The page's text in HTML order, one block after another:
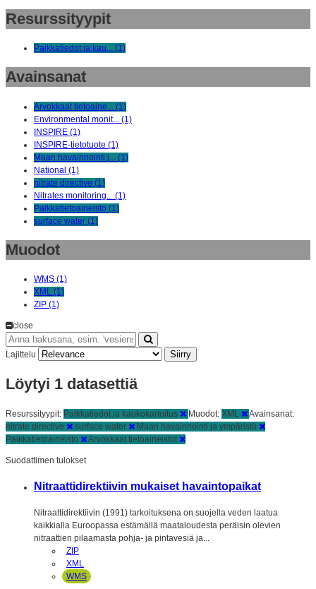
Resurssityypit
Paikkatiedot ja kau... (1)
Avainsanat
Arvokkaat tietoaine... (1)
Environmental monit... (1)
INSPIRE (1)
INSPIRE-tietotuote (1)
Maan havainnointi j... (1)
National (1)
nitrate directive (1)
Nitrates monitoring... (1)
Paikkatietoaineisto (1)
surface water (1)
Muodot
WMS (1)
XML (1)
ZIP (1)
close
Lajittelu Siirry
Löytyi 1 datasettiä
Resurssityypit: Paikkatiedot ja kaukokartoitus Muodot: XML
Avainsanat:
nitrate directive
surface water
Maan havainnointi ja ympäristö
Paikkatietoaineisto
Arvokkaat tietoaineistot
Suodattimen tulokset
Nitraattidirektiivin mukaiset havaintopaikat
Nitraattidirektiivin (1991) tarkoituksena on suojella veden laatua
kaikkialla Euroopassa estämällä maataloudesta peräisin olevien
nitraattien pilaamasta pohja- ja pintavesiä ja...
ZIP
XML
WMS